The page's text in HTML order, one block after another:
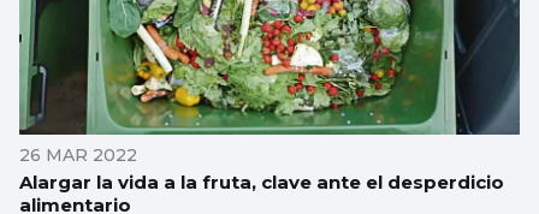
26 MAR 2022
Alargar la vida a la fruta, clave ante el desperdicio
alimentario